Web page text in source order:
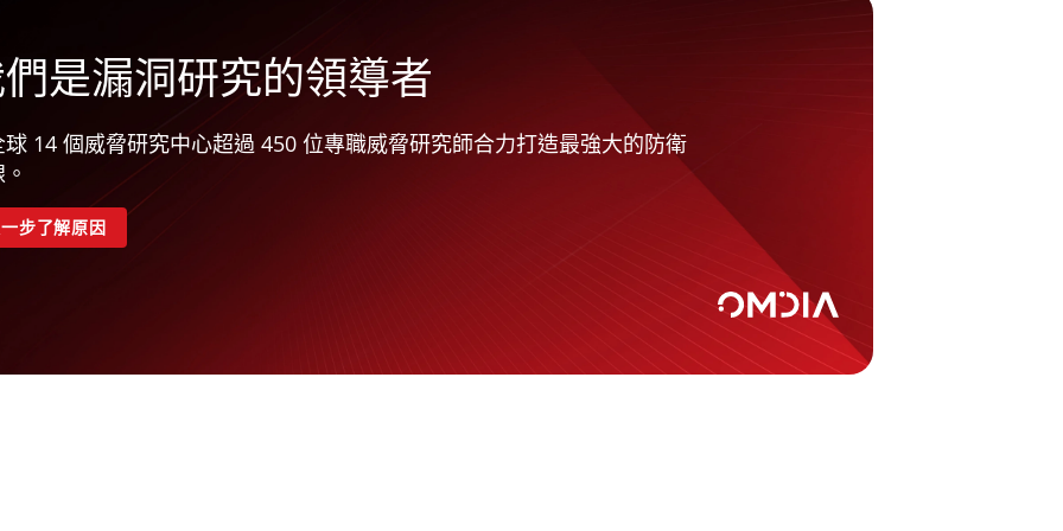
是漏洞研究的領導者
球 14 個威脅研究中心超過 450 位專職威脅研究師合力打造最強大的防衛
步了解原因